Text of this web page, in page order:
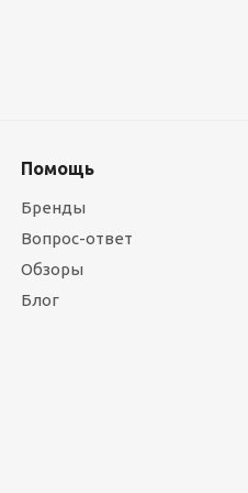
Помощь
Бренды
Вопрос-ответ
Обзоры
Блог